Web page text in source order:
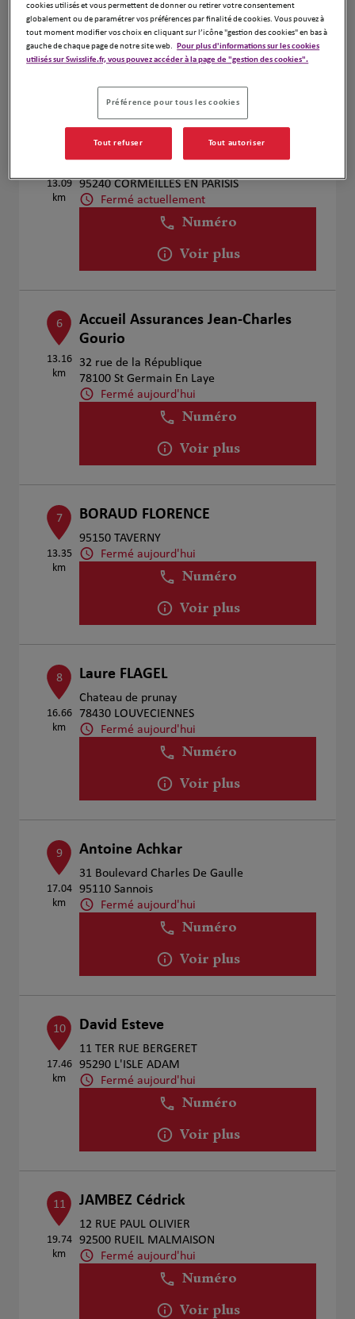
12.12
km
78500 Sartrouville
Fermé aujourd'hui
Numéro
13.09
km
Maxime Chevalier
95240 CORMEILLES EN PARISIS
Fermé actuellement
Numéro
Voir plus
6
13.16
km
Accueil Assurances Jean-Charles
Gourio
32 rue de la République
78100 St Germain En Laye
Fermé aujourd'hui
Numéro
Voir plus
7
13.35
km
BORAUD FLORENCE
95150 TAVERNY
Fermé aujourd'hui
Numéro
Voir plus
8
16.66
km
Laure FLAGEL
Chateau de prunay
78430 LOUVECIENNES
Fermé aujourd'hui
Numéro
Voir plus
9
17.04
km
Antoine Achkar
31 Boulevard Charles De Gaulle
95110 Sannois
Fermé aujourd'hui
Numéro
Voir plus
10
17.46
km
David Esteve
11 TER RUE BERGERET
95290 L'ISLE ADAM
Fermé aujourd'hui
Numéro
Voir plus
11
19.74
km
JAMBEZ Cédrick
12 RUE PAUL OLIVIER
92500 RUEIL MALMAISON
Fermé aujourd'hui
Numéro
Voir plus
cookies utilisés et vous permettent de donner ou retirer votre consentement
globalement ou de paramétrer vos préférences par finalité de cookies. Vous pouvez à
tout moment modifier vos choix en cliquant sur l’icône "gestion des cookies" en bas à
gauche de chaque page de notre site web.
Pour plus d'informations sur les cookies
utilisés sur Swisslife.fr, vous pouvez accéder à la page de "gestion des cookies".
Préférence pour tous les cookies
Tout refuser Tout autoriser